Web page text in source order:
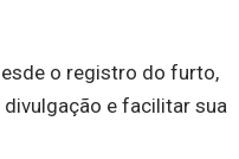
o registro do furto,
e facilitar sua